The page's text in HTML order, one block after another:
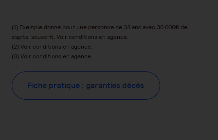
(1) Exemple donné pour une personne de 33 ans avec 30 000€ de
capital souscrit. Voir conditions en agence.
(2) Voir conditions en agence.
(3) Voir conditions en agence.
Fiche pratique : garanties décès